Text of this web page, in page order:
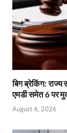
बिग ब्रेकिंग:
एमडी समेत 6 पर
August 6, 2026